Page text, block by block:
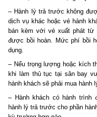
– Hành lý trả trước không
dịch vụ khác hoặc vé hành
bán kèm với vé xuất phát
được bồi hoàn. Mức phí bồi
dụng.
– Nếu trọng lượng hoặc kích
khi làm thủ tục tại sân bay
hành khách sẽ phải mua
– Hành khách có hành trình
hành lý trả trước cho phần